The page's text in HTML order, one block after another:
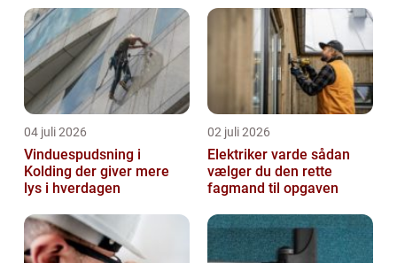
04 juli 2026
Vinduespudsning i
Kolding der giver mere
lys i hverdagen
02 juli 2026
Elektriker varde sådan
vælger du den rette
fagmand til opgaven